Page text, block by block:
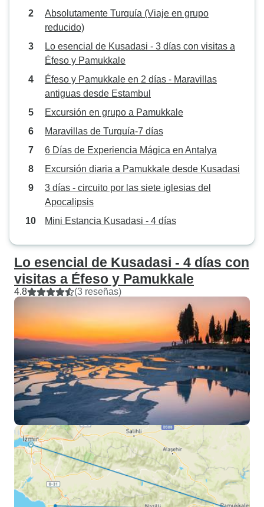
Absolutamente Turquía (Viaje en grupo
reducido)
Lo esencial de Kusadasi - 3 días con visitas a
Éfeso y Pamukkale
Éfeso y Pamukkale en 2 días - Maravillas
antiguas desde Estambul
Excursión en grupo a Pamukkale
Maravillas de Turquía-7 días
6 Días de Experiencia Mágica en Antalya
Excursión diaria a Pamukkale desde Kusadasi
3 días - circuito por las siete iglesias del
Apocalipsis
Mini Estancia Kusadasi - 4 días
Lo esencial de Kusadasi - 4 días con
visitas a Éfeso y Pamukkale
4.8 (3 reseñas)